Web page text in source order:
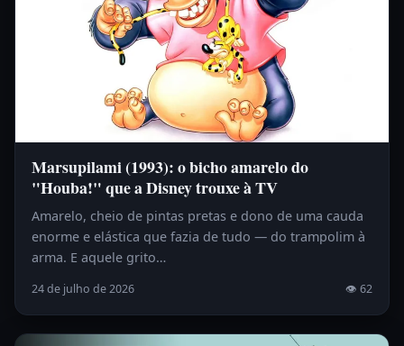
Marsupilami (1993): o bicho amarelo do
"Houba!" que a Disney trouxe à TV
Amarelo, cheio de pintas pretas e dono de uma cauda
enorme e elástica que fazia de tudo — do trampolim à
arma. E aquele grito…
24 de julho de 2026 👁 62